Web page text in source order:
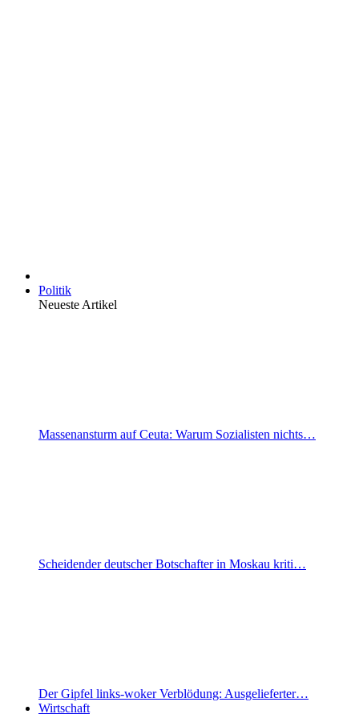
Politik
Neueste Artikel
Massenansturm auf Ceuta: Warum Sozialisten nichts…
Scheidender deutscher Botschafter in Moskau kriti…
Der Gipfel links-woker Verblödung: Ausgelieferter…
Wirtschaft